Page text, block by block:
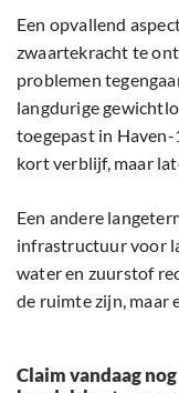
Een opvallend
zwaartekracht te
problemen
langdurige
toegepast in
kort verblijf, maar
Een andere
infrastructuur voor
water en zuurstof
de ruimte zijn, maar
Claim vandaag